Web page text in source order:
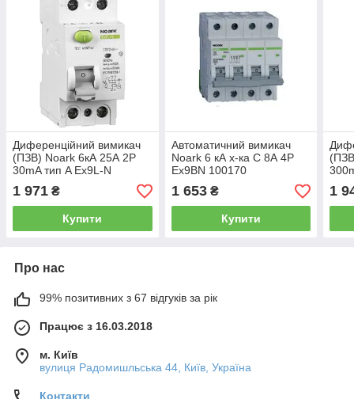
Диференційний вимикач
(ПЗВ) Noark 6кА 25А 2P
30mA тип A Ex9L-N
1 971 ₴
Купити
Автоматичний вимикач
Noark 6 кА х-ка C 8А 4P
Ex9BN 100170
1 653₴
Купити
1
Про нас
99% позитивних з 67 відгуків за рік
Працює з 16.03.2018
м. Київ
вулиця Радомишльська 44, Київ, Україна
Контакти